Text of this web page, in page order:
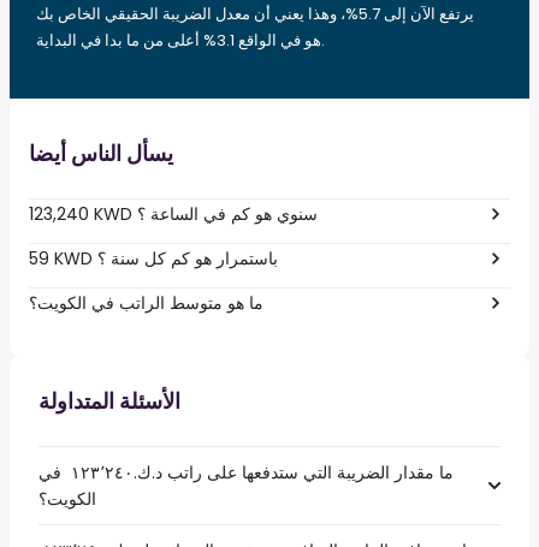
يرتفع الآن إلى 5.7%، وهذا يعني أن معدل الضريبة الحقيقي الخاص بك
هو في الواقع 3.1% أعلى من ما بدا في البداية.
يسأل الناس أيضا
123,240 KWD سنوي هو كم في الساعة ؟
59 KWD باستمرار هو كم كل سنة ؟
ما هو متوسط الراتب في الكويت؟
الأسئلة المتداولة
ما مقدار الضريبة التي ستدفعها على راتب د.ك.‏١٢٣٬٢٤٠ ‏ في
الكويت؟